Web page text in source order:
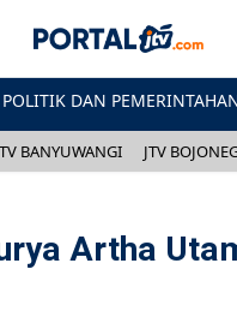
POLITIK DAN
BANYUWANGI JTV
Artha